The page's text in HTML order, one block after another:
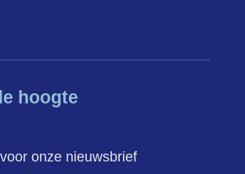
hoogte
onze nieuwsbrief